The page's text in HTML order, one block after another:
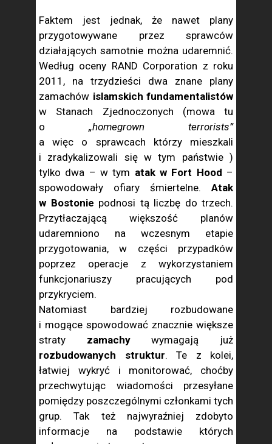
Faktem jest jednak, że nawet plany
przygotowywane przez sprawców
działających samotnie można udaremnić.
Według oceny RAND Corporation z roku
2011, na trzydzieści dwa znane plany
zamachów islamskich fundamentalistów
w Stanach Zjednoczonych (mowa tu
o „homegrown terrorists”
a więc o sprawcach którzy mieszkali
i zradykalizowali się w tym państwie )
tylko dwa – w tym atak w Fort Hood –
spowodowały ofiary śmiertelne. Atak
w Bostonie podnosi tą liczbę do trzech.
Przytłaczającą większość planów
udaremniono na wczesnym etapie
przygotowania, w części przypadków
poprzez operacje z wykorzystaniem
funkcjonariuszy pracujących pod
przykryciem.
Natomiast bardziej rozbudowane
i mogące spowodować znacznie większe
straty zamachywymagają już
rozbudowanych struktur. Te z kolei,
łatwiej wykryć i monitorować, choćby
przechwytując wiadomości przesyłane
pomiędzy poszczególnymi członkami tych
grup. Tak też najwyraźniej zdobyto
informacje na podstawie których